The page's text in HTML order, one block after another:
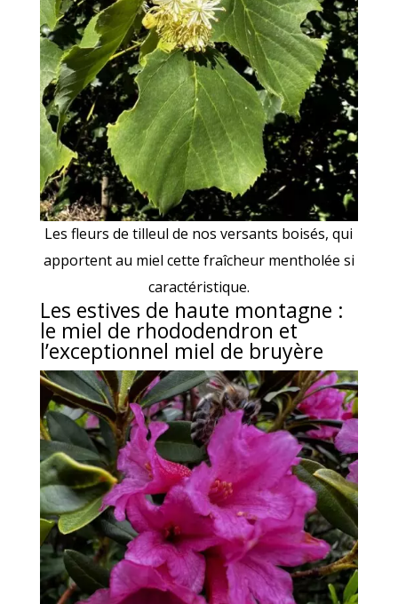
Les fleurs de tilleul de nos versants boisés, qui
apportent au miel cette fraîcheur mentholée si
caractéristique.
Les estives de haute montagne :
le miel de rhododendron et
l’exceptionnel miel de bruyère